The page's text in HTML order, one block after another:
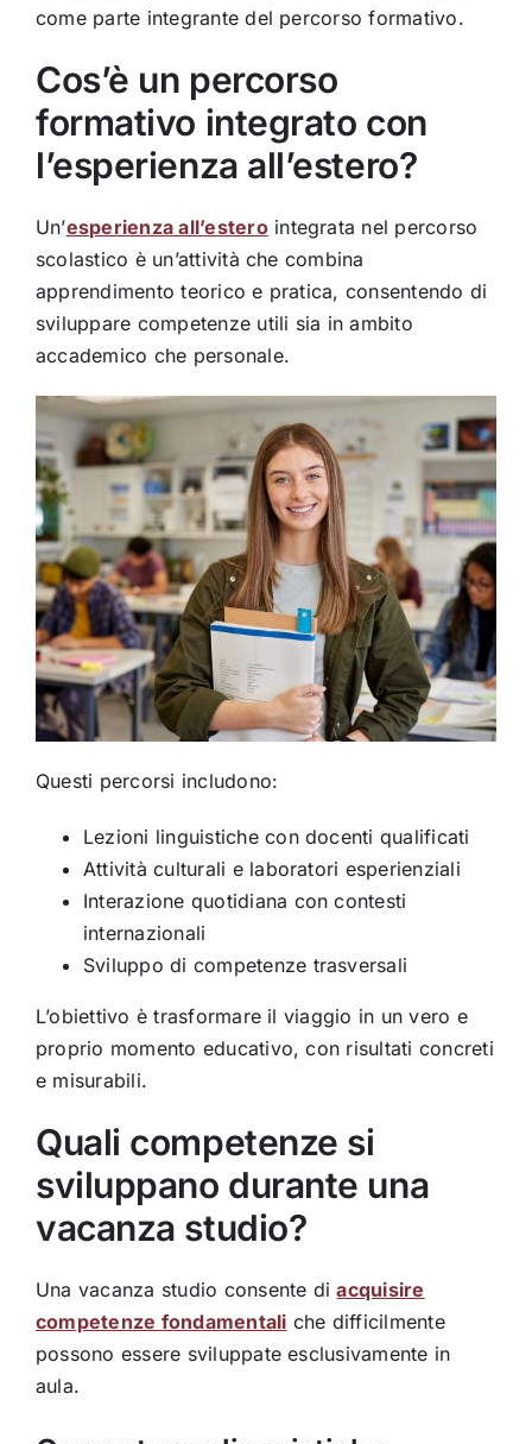
come parte integrante del percorso formativo.
Cos’è un percorso
formativo integrato con
l’esperienza all’estero?
Un’esperienza all’esterointegrata nel percorso
scolastico è un’attività che combina
apprendimento teorico e pratica, consentendo di
sviluppare competenze utili sia in ambito
accademico che personale.
Questi percorsi includono:
Lezioni linguistiche con docenti qualificati
Attività culturali e laboratori esperienziali
Interazione quotidiana con contesti
internazionali
Sviluppo di competenze trasversali
L’obiettivo è trasformare il viaggio in un vero e
proprio momento educativo, con risultati concreti
e misurabili.
Quali competenze si
sviluppano durante una
vacanza studio?
Una vacanza studio consente diacquisire
competenze fondamentali che difficilmente
possono essere sviluppate esclusivamente in
aula.